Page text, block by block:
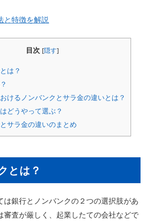
と特徴を解説
目次 [隠す]
は？
けるノンバンクとサラ金の違いとは？
どうやって選ぶ？
サラ金の違いのまとめ
とは？
は銀行とノンバンクの２つの選択肢があ
審査が厳しく、起業したての会社などで